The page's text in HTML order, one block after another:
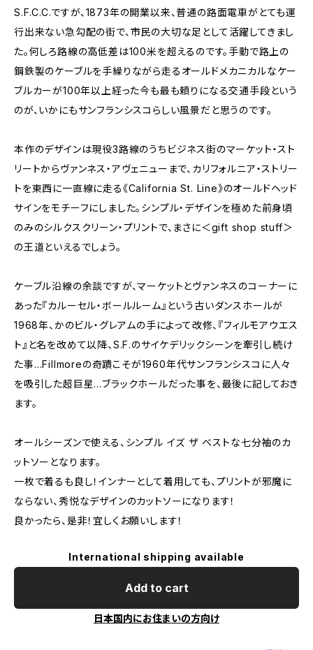
S.F.C.C.ですが、1873年の開業以来、普通の路面電車がとても運
行出来ない急勾配の街で、市民の大切な足として活躍してきまし
た。何しろ路線の高低差は100米を超えるのです。手動で路上の
鋼鉄製のケーブルを手繰りながら走るオールドメカニカルなケー
ブルカーが100年以上経った今も最も頼りになる交通手段という
のが、いかにもサンフランシスコらしい風景だと思うのです。
本作のデザインは現役3路線のうちビジネス街のマーケット・スト
リートからヴァンネス・アヴェニューまで、カリフォルニア・ストリー
トを東西に一直線に走る《California St. Line》のオールドヘッド
サインをモチーフにしました。シンプル・デザインを極めた前身頃
のみのシルクスクリーン・プリントで、まさに＜gift shop stuff＞
の王道といえるでしょう。
ケーブル沿線の余談ですが、マーケットとヴァンネスのコーナーに
あった『カルーセル・ボールルーム』という古いダンスホールが
1968年、かのビル・グレアムの手によって改修、『フィルモアウエス
ト』と名を改めて以降、S.F.のサイケデリックシーンを牽引し続け
た事…Fillmoreの奇蹟こそが1960年代サンフランシスコに人々
を吸引した超巨星…ブラックホールだった事を、最後に記しておき
ます。
オールシーズンで使える、シンプル イズ ザ ベストな七分袖のカ
ットソーとなります。
一枚で着るも良し！インナーとして着用しても、プリントが邪魔に
ならない、秀悦なデザインのカットソーになります！
良かったら、是非！宜しくお願いします！
International shipping available
Add to cart
日本国内にお住まいの方向け